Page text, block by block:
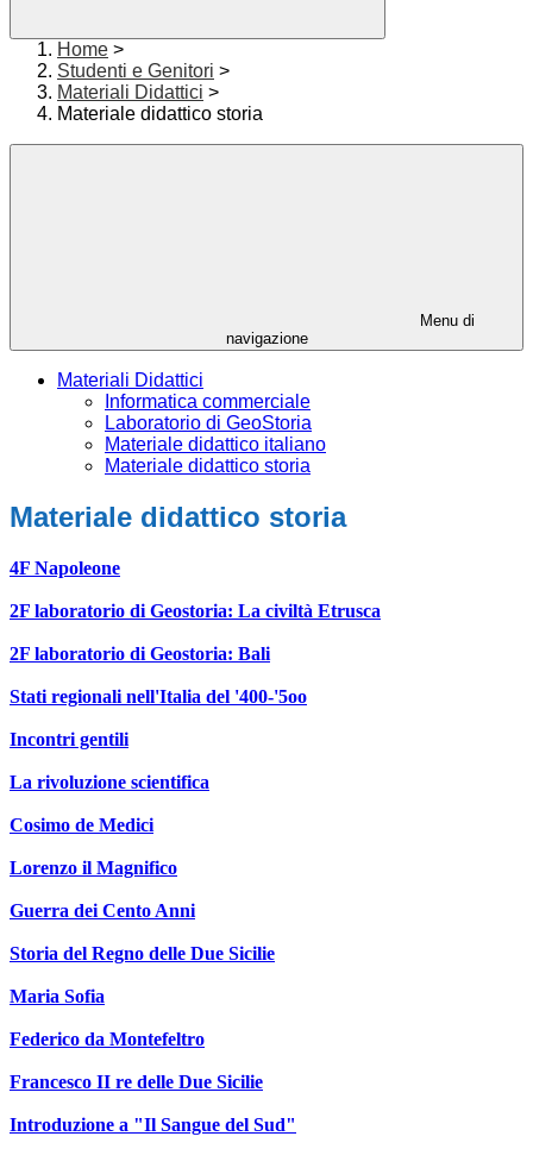
Home >
Studenti e Genitori >
Materiali Didattici >
Materiale didattico storia
Menu di
navigazione
Materiali Didattici
Informatica commerciale
Laboratorio di GeoStoria
Materiale didattico italiano
Materiale didattico storia
Materiale didattico storia
4F Napoleone
2F laboratorio di Geostoria: La civiltà Etrusca
2F laboratorio di Geostoria: Bali
Stati regionali nell'Italia del '400-'5oo
Incontri gentili
La rivoluzione scientifica
Cosimo de Medici
Lorenzo il Magnifico
Guerra dei Cento Anni
Storia del Regno delle Due Sicilie
Maria Sofia
Federico da Montefeltro
Francesco II re delle Due Sicilie
Introduzione a "Il Sangue del Sud"